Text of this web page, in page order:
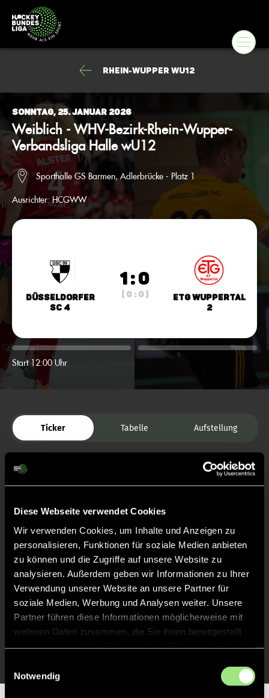
Diese Webseite verwendet Cookies
Wir verwenden Cookies, um Inhalte und Anzeigen zu
personalisieren, Funktionen für soziale Medien anbieten
zu können und die Zugriffe auf unsere Website zu
analysieren. Außerdem geben wir Informationen zu Ihrer
Verwendung unserer Website an unsere Partner für
soziale Medien, Werbung und Analysen weiter. Unsere
Partner führen diese Informationen möglicherweise mit
weiteren Daten zusammen, die Sie ihnen bereitgestellt
Notwendig
Rhein-Wupper wU12
Sonntag, 25. Januar 2026
Weiblich - WHV-Bezirk-Rhein-Wupper-
Verbandsliga Halle wU12
Sporthalle GS Barmen, Adlerbrücke - Platz 1
Ausrichter:HCGWW
Düsseldorfer
SC 4
1 : 0
( 0 : 0 )
ETG Wuppertal
2
Start 12:00 Uhr
Ticker Tabelle Aufstellung
Liveticker
20'
Spiel beendet
11' TOR 1:0, FELDTOR